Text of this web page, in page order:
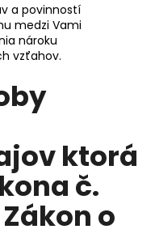
a povinností
medzi Vami
nároku
vzťahov.
ktorá
č.
o